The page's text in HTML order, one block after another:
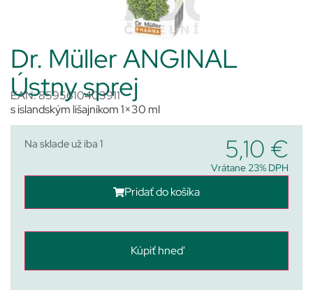
Dr. Müller ANGINAL
Ústny sprej
EAN: 8595610403911
s islandským lišajníkom 1×30 ml
Na sklade už iba 1 5,10 €
Vrátane 23% DPH
Pridať do košíka
Kúpiť hneď